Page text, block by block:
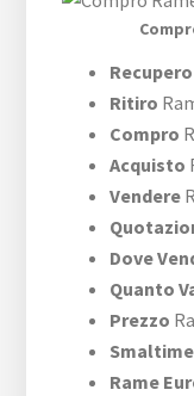
Recupero
Ritiro
Compro
Acquisto
Vendere
Dove
Quanto
Prezzo
Rame